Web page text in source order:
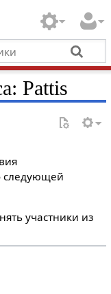
Pattis
следующей
участники из